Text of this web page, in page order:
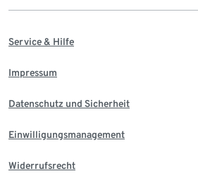
Service & Hilfe
Impressum
Datenschutz und Sicherheit
Einwilligungsmanagement
Widerrufsrecht